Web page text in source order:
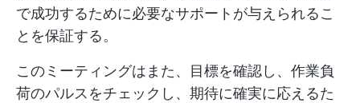
で成功するために必要なサポートが与えられるこ
とを保証する。
このミーティングはまた、目標を確認し、作業負
荷のパルスをチェックし、期待に確実に応えるた